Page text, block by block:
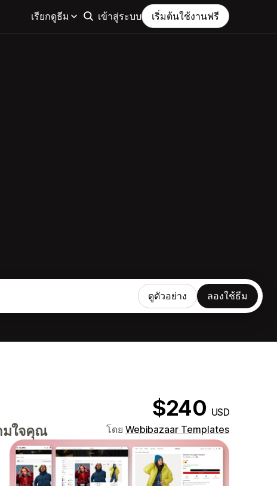
เรียกดูธีม เข้าสู่ระบบ เริ่มต้นใช้งานฟรี
ดูตัวอย่าง ลองใช้ธีม
$240 USD
มใจคุณ โดย Webibazaar Templates